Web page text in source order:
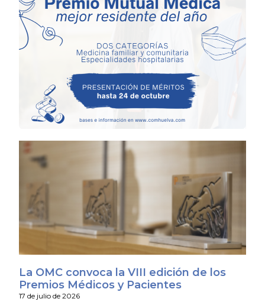
La OMC convoca la VIII edición de los
Premios Médicos y Pacientes
17 de julio de 2026